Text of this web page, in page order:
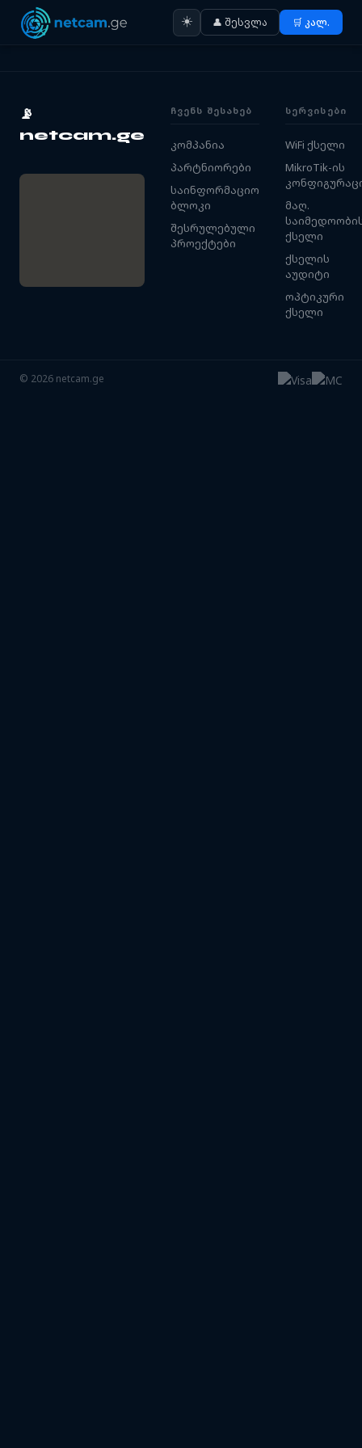
☀️ 👤 შესვლა 🛒 კალ.
📡
netcam.ge
ᲩᲕᲔᲜᲡ ᲨᲔᲡᲐᲮᲔᲑ
კომპანია
პარტნიორები
საინფორმაციო
ბლოკი
შესრულებული
პროექტები
ᲡᲔᲠᲕᲘᲡᲔᲑᲘ
WiFi ქსელი
MikroTik-ის
მაღ.
ქსელი
ქსელის
აუდიტი
ოპტიკური
ქსელი
© 2026 netcam.ge